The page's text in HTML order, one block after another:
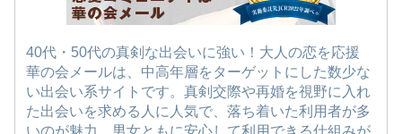
40代・50代の真剣な出会いに強い！大人の恋を応援
華の会メールは、中高年層をターゲットにした数少な
い出会い系サイトです。真剣交際や再婚を視野に入れ
た出会いを求める人に人気で、落ち着いた利用者が多